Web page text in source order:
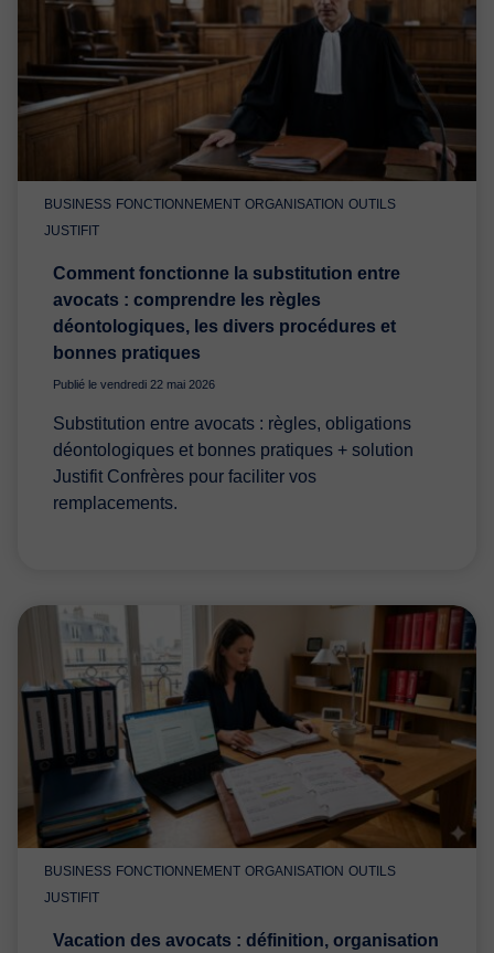
BUSINESS FONCTIONNEMENT ORGANISATION OUTILS
JUSTIFIT
Comment fonctionne la substitution entre
avocats : comprendre les règles
déontologiques, les divers procédures et
bonnes pratiques
Publié le vendredi 22 mai 2026
Substitution entre avocats : règles, obligations
déontologiques et bonnes pratiques + solution
Justifit Confrères pour faciliter vos
remplacements.
BUSINESS FONCTIONNEMENT ORGANISATION OUTILS
JUSTIFIT
Vacation des avocats : définition, organisation